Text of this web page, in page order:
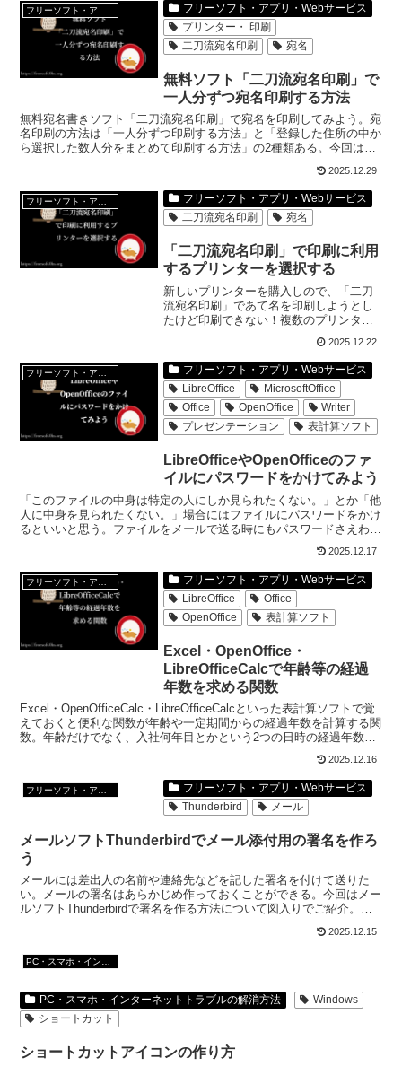
フリーソフト・アプリ・Webサービス
フリーソフト・アプリ・Webサービス
プリンター・ 印刷
二刀流宛名印刷
宛名
無料ソフト「二刀流宛名印刷」で
一人分ずつ宛名印刷する方法
無料宛名書きソフト「二刀流宛名印刷」で宛名を印刷してみよう。宛
名印刷の方法は「一人分ずつ印刷する方法」と「登録した住所の中か
ら選択した数人分をまとめて印刷する方法」の2種類ある。今回は
2025.12.29
フリーソフト・アプリ・Webサービス
二刀流宛名印刷
宛名
「二刀流宛名印刷」で印刷に利用
するプリンターを選択する
新しいプリンターを購入しので、「二刀
流宛名印刷」であて名を印刷しようとし
たけど印刷できない！複数のプリンター
思った方、一寸設定を変えるだけで印刷
するプリンターを切り替えて印刷できる
ようになるよ。
2025.12.22
フリーソフト・アプリ・Webサービス
LibreOffice
MicrosoftOffice
Office
OpenOffice
Writer
プレゼンテーション
表計算ソフト
LibreOfficeやOpenOfficeのファ
イルにパスワードをかけてみよう
「このファイルの中身は特定の人にしか見られたくない。」とか「他
人に中身を見られたくない。」場合にはファイルにパスワードをかけ
るといいと思う。ファイルをメールで送る時にもパスワードさえわか
2025.12.17
フリーソフト・アプリ・Webサービス
LibreOffice
Office
OpenOffice
表計算ソフト
Excel・OpenOffice・
LibreOfficeCalcで年齢等の経過
年数を求める関数
Excel・OpenOfficeCalc・LibreOfficeCalcといった表計算ソフトで覚
えておくと便利な関数が年齢や一定期間からの経過年数を計算する関
数。年齢だけでなく、入社何年目とかという2つの日時の経過年数の
2025.12.16
フリーソフト・アプリ・Webサービス
フリーソフト・アプリ・Webサービス
Thunderbird
メール
メールソフトThunderbirdでメール添付用の署名を作ろ
う
メールには差出人の名前や連絡先などを記した署名を付けて送りた
い。メールの署名はあらかじめ作っておくことができる。今回はメー
ルソフトThunderbirdで署名を作る方法について図入りでご紹介。あ
2025.12.15
PC・スマホ・インターネットトラブルの解消方法
PC・スマホ・インターネットトラブルの解消方法
Windows
ショートカット
ショートカットアイコンの作り方